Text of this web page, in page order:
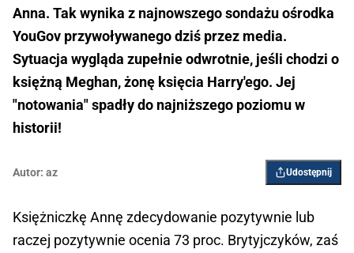
Anna. Tak wynika z najnowszego sondażu ośrodka
YouGov przywoływanego dziś przez media.
Sytuacja wygląda zupełnie odwrotnie, jeśli chodzi o
księżną Meghan, żonę księcia Harry'ego. Jej
"notowania" spadły do najniższego poziomu w
historii!
Autor: az Udostępnij
Księżniczkę Annę zdecydowanie pozytywnie lub
raczej pozytywnie ocenia 73 proc. Brytyjczyków, zaś